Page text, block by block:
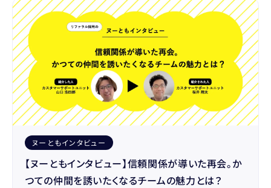
ヌーともインタビュー
【ヌーともインタビュー】信頼関係が導いた再会。か
つての仲間を誘いたくなるチームの魅力とは？